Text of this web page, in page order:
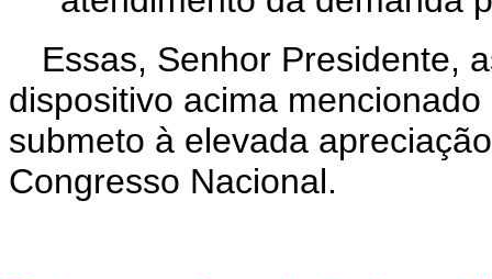
Essas, Senhor Presidente,
dispositivo acima
submeto à elevada
Congresso Nacional.